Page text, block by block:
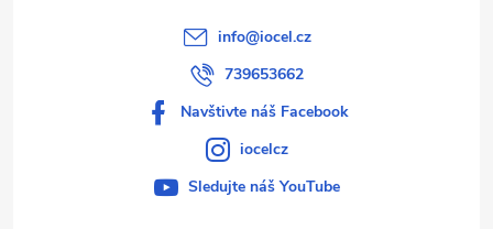
info@iocel.cz
739653662
Navštivte náš Facebook
iocelcz
Sledujte náš YouTube